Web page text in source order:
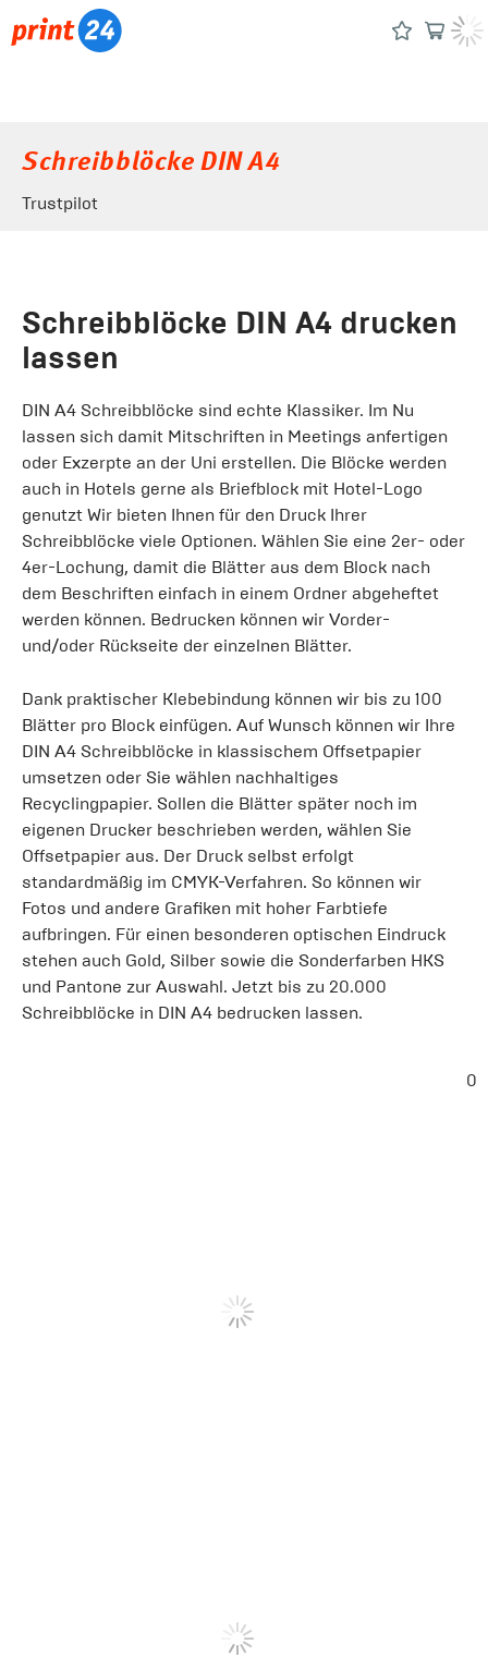
Schreibblöcke DIN A4
Trustpilot
Schreibblöcke DIN A4 drucken
lassen
DIN A4 Schreibblöcke sind echte Klassiker. Im Nu
lassen sich damit Mitschriften in Meetings anfertigen
oder Exzerpte an der Uni erstellen. Die Blöcke werden
auch in Hotels gerne als Briefblock mit Hotel-Logo
genutzt Wir bieten Ihnen für den Druck Ihrer
Schreibblöcke viele Optionen. Wählen Sie eine 2er- oder
4er-Lochung, damit die Blätter aus dem Block nach
dem Beschriften einfach in einem Ordner abgeheftet
werden können. Bedrucken können wir Vorder-
und/oder Rückseite der einzelnen Blätter.
Dank praktischer Klebebindung können wir bis zu 100
Blätter pro Block einfügen. Auf Wunsch können wir Ihre
DIN A4 Schreibblöcke in klassischem Offsetpapier
umsetzen oder Sie wählen nachhaltiges
Recyclingpapier. Sollen die Blätter später noch im
eigenen Drucker beschrieben werden, wählen Sie
Offsetpapier aus. Der Druck selbst erfolgt
standardmäßig im CMYK-Verfahren. So können wir
Fotos und andere Grafiken mit hoher Farbtiefe
aufbringen. Für einen besonderen optischen Eindruck
stehen auch Gold, Silber sowie die Sonderfarben HKS
und Pantone zur Auswahl. Jetzt bis zu 20.000
Schreibblöcke in DIN A4 bedrucken lassen.
0